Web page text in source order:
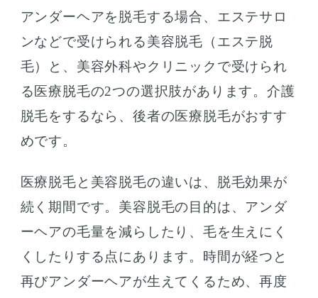
アンダーヘアを脱毛する場合、エステサロ
ンなどで受けられる美容脱毛（エステ脱
毛）と、美容外科やクリニックで受けられ
る医療脱毛の2つの選択肢があります。介護
脱毛をするなら、後者の医療脱毛がおすす
めです。
医療脱毛と美容脱毛の違いは、脱毛効果が
続く期間です。美容脱毛の目的は、アンダ
ーヘアの毛量を減らしたり、毛を生えにく
くしたりする点にあります。時間が経つと
再びアンダーヘアが生えてくるため、再度